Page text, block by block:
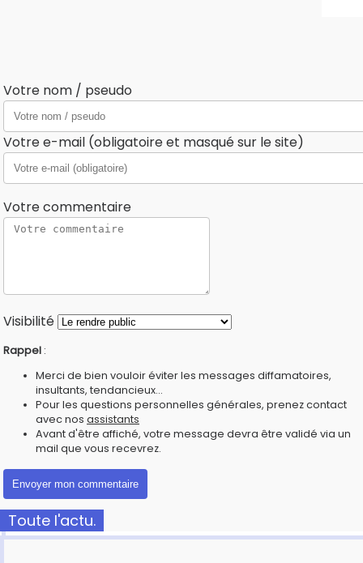
Votre nom / pseudo
Votre e-mail (obligatoire et masqué sur le site)
Votre commentaire
Visibilité
Rappel :
Merci de bien vouloir éviter les messages diffamatoires,
insultants, tendancieux...
Pour les questions personnelles générales, prenez contact
avec nos assistants
Avant d'être affiché, votre message devra être validé via un
mail que vous recevrez.
Toute l'actu.